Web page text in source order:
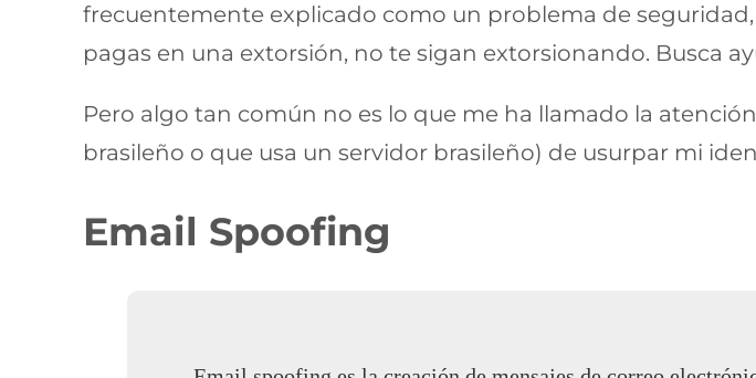
frecuentemente explicado como un problema de
pagas en una extorsión, no te sigan extorsionando. Busca
Pero algo tan común no es lo que me ha llamado la
brasileño o que usa un servidor brasileño) de usurpar mi
Email Spoofing